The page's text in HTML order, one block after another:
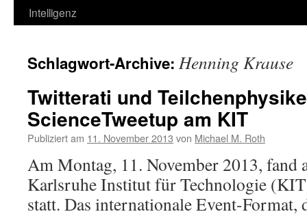
Intelligenz
Schlagwort-Archive: Henning Krause
Twitterati und
ScienceTweetup am KIT
Publiziert am 11. November 2013 von Michael M. Roth
Am Montag, 11. November 2013, fand
Karlsruhe Institut für Technologie
statt. Das internationale Event-Format,